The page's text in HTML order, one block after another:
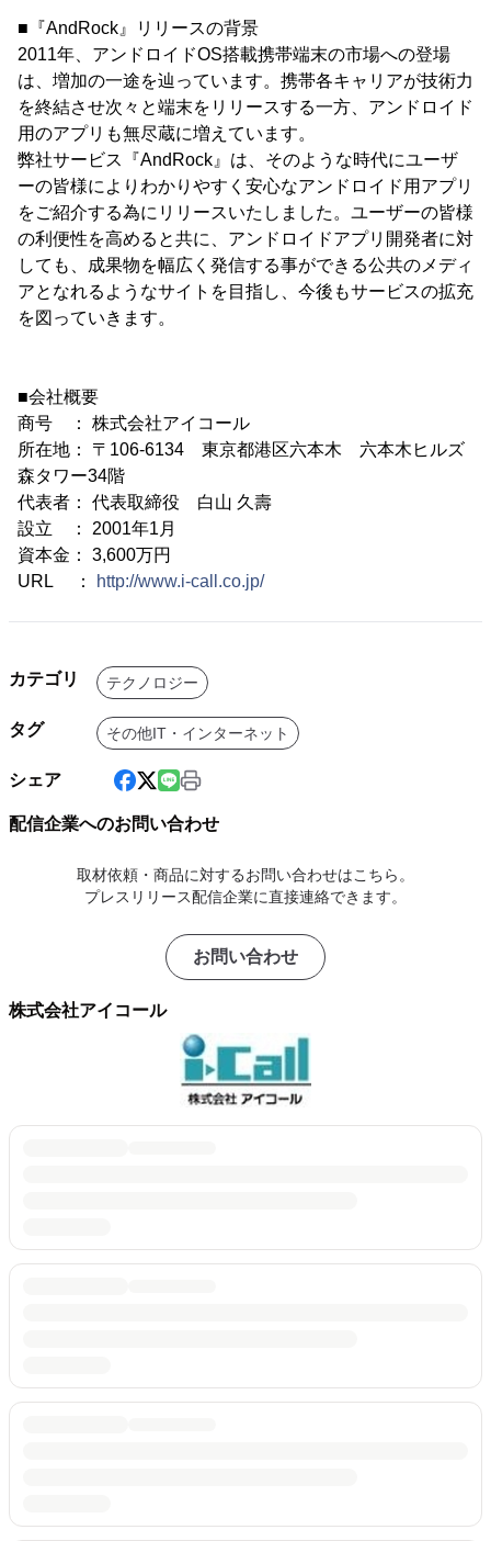
■『AndRock』リリースの背景
2011年、アンドロイドOS搭載携帯端末の市場への登場
は、増加の一途を辿っています。携帯各キャリアが技術力
を終結させ次々と端末をリリースする一方、アンドロイド
用のアプリも無尽蔵に増えています。
弊社サービス『AndRock』は、そのような時代にユーザ
ーの皆様によりわかりやすく安心なアンドロイド用アプリ
をご紹介する為にリリースいたしました。ユーザーの皆様
の利便性を高めると共に、アンドロイドアプリ開発者に対
しても、成果物を幅広く発信する事ができる公共のメディ
アとなれるようなサイトを目指し、今後もサービスの拡充
を図っていきます。
■会社概要
商号 ： 株式会社アイコール
所在地： 〒106-6134 東京都港区六本木 六本木ヒルズ
森タワー34階
代表者： 代表取締役 白山 久壽
設立 ： 2001年1月
資本金： 3,600万円
URL ：
http://www.i-call.co.jp/
カテゴリ テクノロジー
タグ その他IT・インターネット
シェア
配信企業へのお問い合わせ
取材依頼・商品に対するお問い合わせはこちら。
プレスリリース配信企業に直接連絡できます。
お問い合わせ
株式会社アイコール